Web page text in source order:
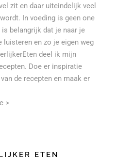
zit en daar uiteindelijk veel
In voeding is geen one
belangrijk dat je naar je
luisteren en zo je eigen weg
deel ik mijn
Doe er inspiratie
de recepten en maak er
>
ETEN